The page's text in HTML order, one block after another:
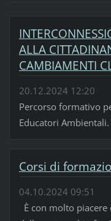
ALLA
CAMBIAMENTI
20.12.2024 12:20
Percorso formativo
Educatori
Corsi di
04.10.2024 09:51
È con molto